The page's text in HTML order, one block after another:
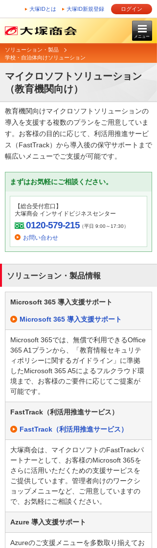
大塚IDとは 大塚ID新規登録 ログイン
メニュー
ソリューション・製品
学校・自治体向けソリューション
マイクロソフトソリューション
（教育機関向け）
教育機関向けマイクロソフトソリューションの
導入を支援する複数のプランをご用意していま
す。お客様の目的に応じて、利活用推進サービ
ス（FastTrack）から導入後の保守サポートまで
幅広いメニューでご支援が可能です。
まずはお気軽にご相談ください。
【総合受付窓口】
大塚商会 インサイドビジネスセンター
0120-579-215（平日 9:00～17:30）
お問い合わせ
ソリューション・製品情報
Microsoft 365 導入支援サポート
Microsoft 365 導入支援サポート
Microsoft 365では、無償で利用できるOffice
365 A1プランから、「教育情報セキュリテ
ィポリシーに関するガイドライン」に準拠
したMicrosoft 365 A5によるフルクラウド環
境まで、お客様のご要件に応じてご提案が
可能です。
FastTrack（利活用推進サービス）
FastTrack（利活用推進サービス）
大塚商会は、マイクロソフトのFastTrackパ
ートナーとして、お客様のMicrosoft 365を
さらに活用いただくための支援サービスを
ご提供しています。管理者向けのワークシ
ョップメニューなど、ご用意していますの
で、お気軽にご相談ください。
Azure 導入支援サポート
Azureのご支援メニューを多数取り揃えてお